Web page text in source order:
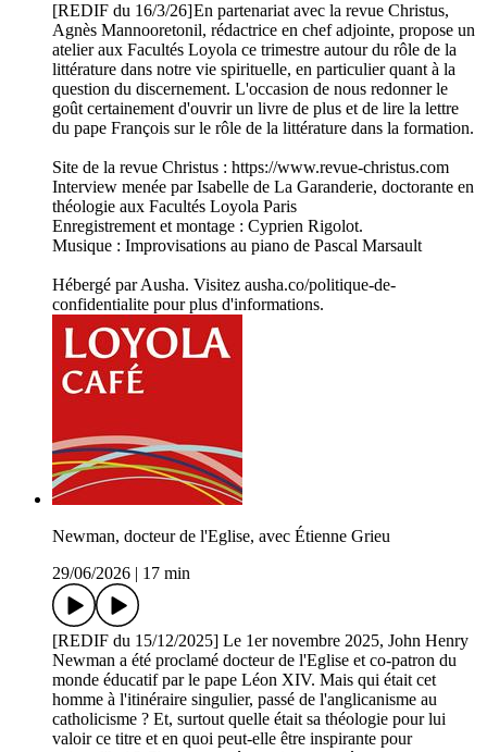
[REDIF du 16/3/26] En partenariat avec la revue Christus,
Agnès Mannooretonil, rédactrice en chef adjointe, propose un
atelier aux Facultés Loyola ce trimestre autour du rôle de la
littérature dans notre vie spirituelle, en particulier quant à la
question du discernement. L'occasion de nous redonner le
goût certainement d'ouvrir un livre de plus et de lire la lettre
du pape François sur le rôle de la littérature dans la formation.
Site de la revue Christus : https://www.revue-christus.com
Interview menée par Isabelle de La Garanderie, doctorante en
théologie aux Facultés Loyola Paris
Enregistrement et montage : Cyprien Rigolot.
Musique : Improvisations au piano de Pascal Marsault
Hébergé par Ausha. Visitez ausha.co/politique-de-
confidentialite pour plus d'informations.
Newman, docteur de l'Eglise, avec Étienne Grieu
29/06/2026
17 min
[REDIF du 15/12/2025] Le 1er novembre 2025, John Henry
Newman a été proclamé docteur de l'Eglise et co-patron du
monde éducatif par le pape Léon XIV. Mais qui était cet
homme à l'itinéraire singulier, passé de l'anglicanisme au
catholicisme ? Et, surtout quelle était sa théologie pour lui
valoir ce titre et en quoi peut-elle être inspirante pour